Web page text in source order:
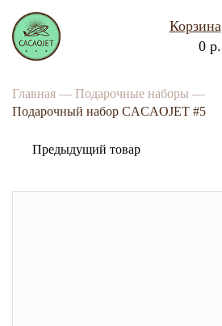
Корзина
0 р.
Главная — Подарочные наборы —
Подарочный набор CACAOJET #5
Предыдущий товар